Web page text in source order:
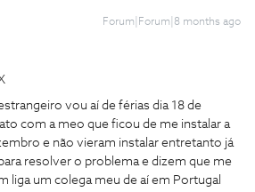
Forum|Forum|8 months ago
vou aí de férias dia 18 de
com a meo que ficou de me instalar a
e não vieram instalar entretanto já
resolver o problema e dizem que me
liga um colega meu de aí em Portugal